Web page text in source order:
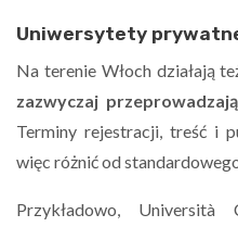
Uniwersytety
Na terenie Włoch działają
zazwyczaj
Terminy rejestracji, treść i
więc różnić od
Przykładowo,